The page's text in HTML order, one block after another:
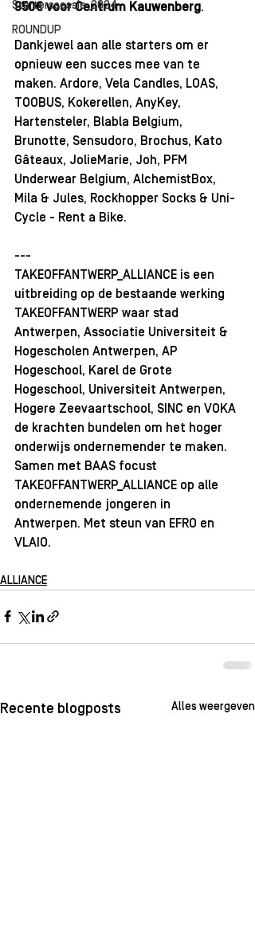
Starterssessie_2024
ROUNDUP
950€ voor Centrum Kauwenberg.
Dankjewel aan alle starters om er
opnieuw een succes mee van te
maken. Ardore, Vela Candles, LOAS,
TOOBUS, Kokerellen, AnyKey,
Hartensteler, Blabla Belgium,
Brunotte, Sensudoro, Brochus, Kato
Gâteaux, JolieMarie, Joh, PFM
Underwear Belgium, AlchemistBox,
Mila & Jules, Rockhopper Socks & Uni-
Cycle - Rent a Bike.
---
TAKEOFFANTWERP_ALLIANCE is een
uitbreiding op de bestaande werking
TAKEOFFANTWERP waar stad
Antwerpen, Associatie Universiteit &
Hogescholen Antwerpen, AP
Hogeschool, Karel de Grote
Hogeschool, Universiteit Antwerpen,
Hogere Zeevaartschool, SINC en VOKA
de krachten bundelen om het hoger
onderwijs ondernemender te maken.
Samen met BAAS focust
TAKEOFFANTWERP_ALLIANCE op alle
ondernemende jongeren in
Antwerpen. Met steun van EFRO en
VLAIO.
ALLIANCE
Recente blogposts Alles weergeven